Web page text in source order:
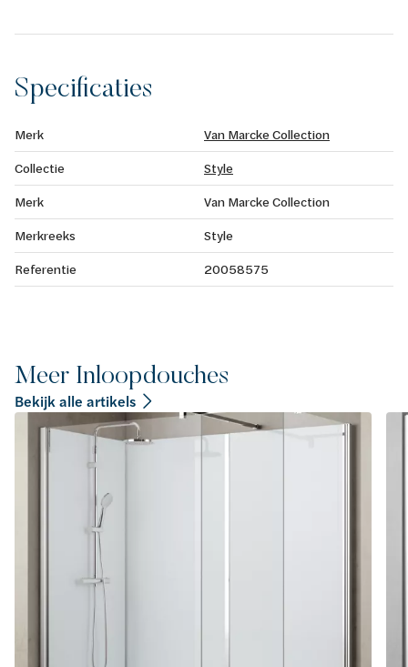
Specificaties
Merk
Van Marcke Collection
Collectie
Style
Merk
Van Marcke Collection
Merkreeks
Style
Referentie
20058575
Meer Inloopdouches
Bekijk alle artikels